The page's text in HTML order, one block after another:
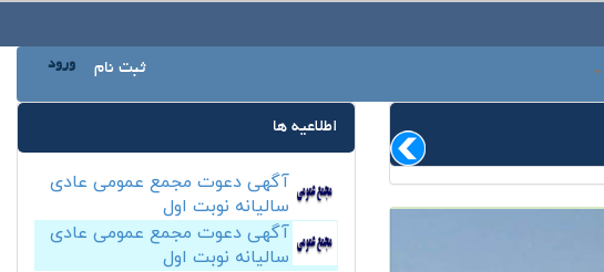
ثبت نام ورود
اطلاعیه ها
آگهی دعوت مجمع عمومی عادی
سالیانه نوبت اول
آگهی دعوت مجمع عمومی عادی
سالیانه نوبت اول